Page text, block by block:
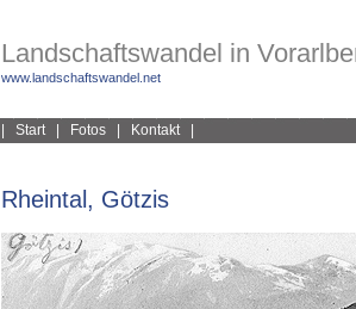
Landschaftswandel in
www.landschaftswandel.net
Start| Fotos Kontakt|
Rheintal, Götzis